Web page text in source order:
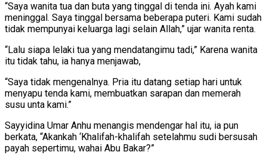
“Saya wanita tua dan buta yang tinggal di tenda ini. Ayah kami
meninggal. Saya tinggal bersama beberapa puteri. Kami sudah
tidak mempunyai keluarga lagi selain Allah,” ujar wanita renta.
“Lalu siapa lelaki tua yang mendatangimu tadi,” Karena wanita
itu tidak tahu, ia hanya menjawab,
“Saya tidak mengenalnya. Pria itu datang setiap hari untuk
menyapu tenda kami, membuatkan sarapan dan memerah
susu unta kami.”
Sayyidina Umar Anhu menangis mendengar hal itu, ia pun
berkata, “Akankah ‘Khalifah-khalifah setelahmu sudi bersusah
payah sepertimu, wahai Abu Bakar?”